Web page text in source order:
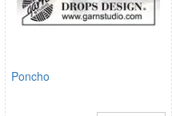
Poncho